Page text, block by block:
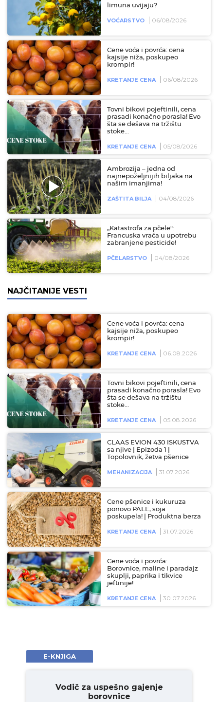
limuna uvijaju?
VOĆARSTVO 06/08/2026
Cene voća i povrća: cena
kajsije niža, poskupeo
krompir!
KRETANJE CENA 06/08/2026
Tovni bikovi pojeftinili, cena
prasadi konačno porasla! Evo
šta se dešava na tržištu
stoke...
KRETANJE CENA 05/08/2026
Ambrozija – jedna od
najnepoželjnijih biljaka na
našim imanjima!
ZAŠTITA BILJA 04/08/2026
„Katastrofa za pčele":
Francuska vraća u upotrebu
zabranjene pesticide!
PČELARSTVO 04/08/2026
NAJČITANIJE VESTI
Cene voća i povrća: cena
kajsije niža, poskupeo
krompir!
KRETANJE CENA 06.08.2026
Tovni bikovi pojeftinili, cena
prasadi konačno porasla! Evo
šta se dešava na tržištu
stoke…
KRETANJE CENA 05.08.2026
CLAAS EVION 430 ISKUSTVA
sa njive | Epizoda 1 |
Topolovnik, žetva pšenice
MEHANIZACIJA 31.07.2026
Cene pšenice i kukuruza
ponovo PALE, soja
poskupela! | Produktna berza
KRETANJE CENA 31.07.2026
Cene voća i povrća:
Borovnice, maline i paradajz
skuplji, paprika i tikvice
jeftinije!
KRETANJE CENA 30.07.2026
E-KNJIGA
Vodič za uspešno gajenje
borovnice